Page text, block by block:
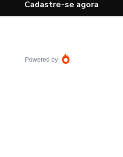
Cadastre-se agora
Powered by